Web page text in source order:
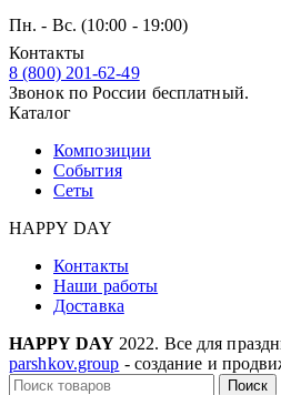
Пн. - Вс. (10:00 - 19:00)
Контакты
8 (800) 201-62-49
Звонок по России бесплатный.
Каталог
Композиции
События
Сеты
HAPPY DAY
Контакты
Наши работы
Доставка
HAPPY DAY 2022. Все для
parshkov.group - создание и
Поиск